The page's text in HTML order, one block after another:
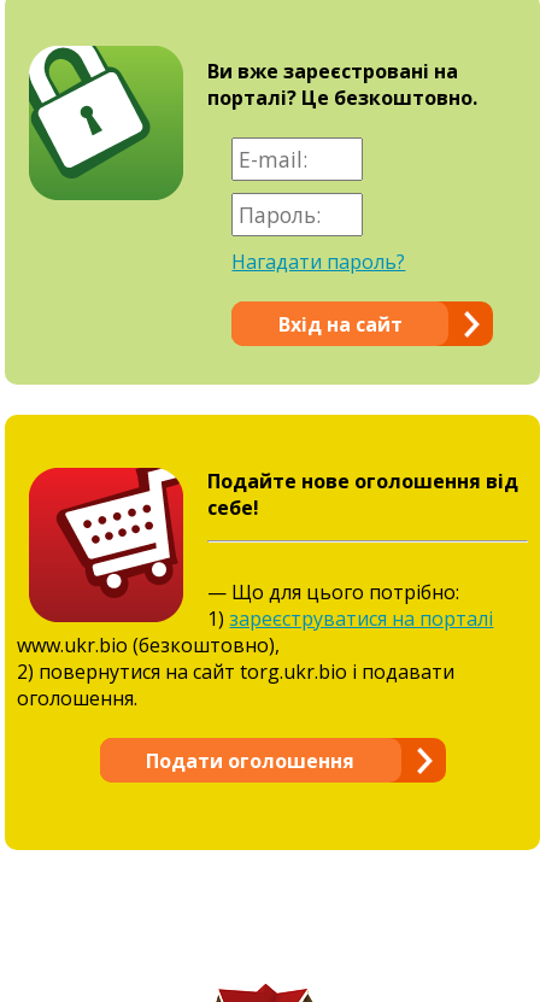
Ви вже зареєстровані на
порталі? Це безкоштовно.
Нагадати пароль?
Вхід на сайт
Подайте нове оголошення від
себе!
— Що для цього потрібно:
1)зареєструватися на порталі
www.ukr.bio (безкоштовно),
2) повернутися на сайт torg.ukr.bio і подавати
оголошення.
Подати оголошення